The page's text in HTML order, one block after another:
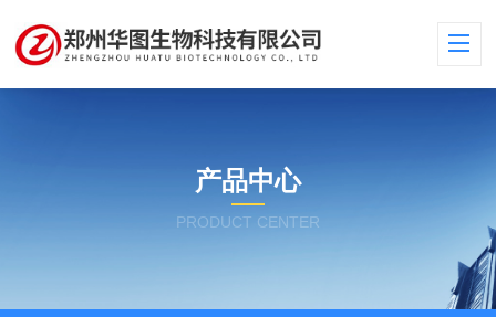
产品中心
PRODUCT CENTER